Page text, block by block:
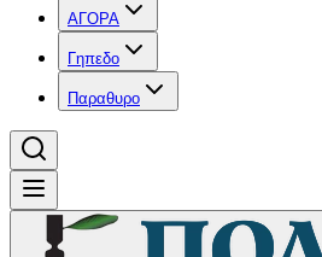
ΑΓΟΡΑ
Γηπεδο
Παραθυρο